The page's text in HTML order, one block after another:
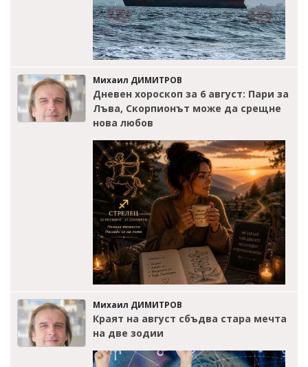
Михаил ДИМИТРОВ
Дневен хороскоп за 6 август: Пари за
Лъва, Скорпионът може да срещне
нова любов
Михаил ДИМИТРОВ
Краят на август сбъдва стара мечта
на две зодии